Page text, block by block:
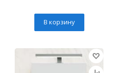
В корзину